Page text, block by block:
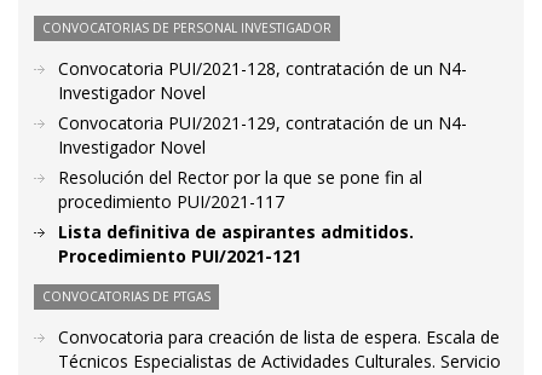
CONVOCATORIAS DE PERSONAL INVESTIGADOR
Convocatoria PUI/2021-128, contratación de un N4-
Investigador Novel
Convocatoria PUI/2021-129, contratación de un N4-
Investigador Novel
Resolución del Rector por la que se pone fin al
procedimiento PUI/2021-117
Lista definitiva de aspirantes admitidos.
Procedimiento PUI/2021-121
CONVOCATORIAS DE PTGAS
Convocatoria para creación de lista de espera. Escala de
Técnicos Especialistas de Actividades Culturales. Servicio